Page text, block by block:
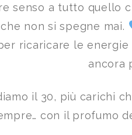
senso a tutto quello
non si spegne mai.
ricaricare le
ancora
il 30, più carichi
con il profumo